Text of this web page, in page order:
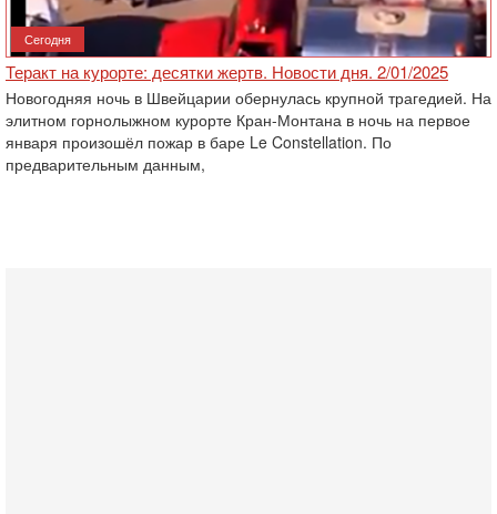
Сегодня
Теракт на курорте: десятки жертв. Новости дня. 2/01/2025
Новогодняя ночь в Швейцарии обернулась крупной трагедией. На
элитном горнолыжном курорте Кран-Монтана в ночь на первое
января произошёл пожар в баре Le Constellation. По
предварительным данным,